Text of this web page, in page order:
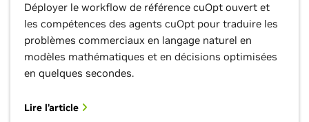
Déployer le workflow de référence cuOpt ouvert et
les compétences des agents cuOpt pour traduire les
problèmes commerciaux en langage naturel en
modèles mathématiques et en décisions optimisées
en quelques secondes.
Lire l’article